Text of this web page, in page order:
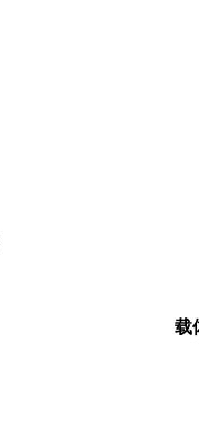
载